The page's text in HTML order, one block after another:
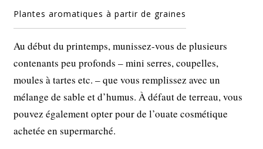
Plantes aromatiques à partir de graines
Au début du printemps, munissez-vous de plusieurs
contenants peu profonds – mini serres, coupelles,
moules à tartes etc. – que vous remplissez avec un
mélange de sable et d’humus. À défaut de terreau, vous
pouvez également opter pour de l’ouate cosmétique
achetée en supermarché.